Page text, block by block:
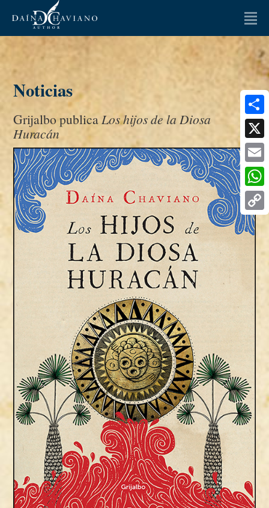
Artículos
Ensayos
ENTREVISTAS
NOTICIAS
MULTIMEDIA
FAQ
CONTACTO
Noticias
Grijalbo publicaLos hijos de la Diosa
Huracán
Share
X
Email
Copy
Link